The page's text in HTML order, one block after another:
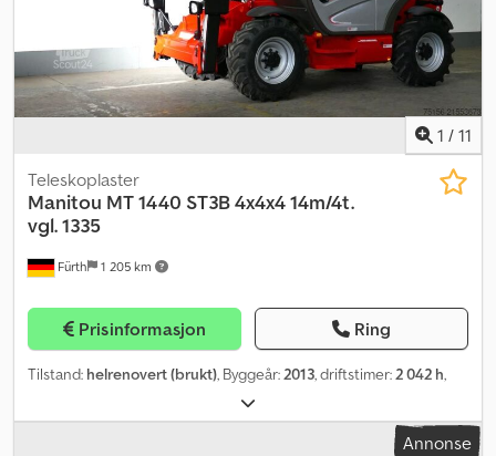
1 / 11
Fürth 1 205 km
Teleskoplaster
Manitou MT 1440 ST3B 4x4x4 14m/4t.
vgl. 1335
Prisinformasjon Ring
Tilstand: helrenovert (brukt), Byggeår: 2013, driftstimer: 2 042 h,
Annonse